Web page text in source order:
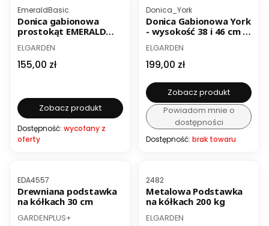
Kod produktu
EmeraldBasic
Donica gabionowa
prostokąt EMERALD
cm - kolor srebrny
PRODUCENT
ELGARDEN
Cena
155,00 zł
Zobacz produkt
Dostępność: wycofany z
oferty
Kod produktu
Donica_York
Donica Gabionowa York
- wysokość 38 i 46 cm -
ogniowy
PRODUCENT
ELGARDEN
Cena
199,00 zł
Zobacz produkt
Powiadom mnie o
dostępności
Dostępność: brak towaru
Kod produktu
EDA4557
Drewniana podstawka
na kółkach 30 cm
PRODUCENT
GARDENPLUS+
Kod produktu
2482
Metalowa Podstawka
na kółkach 200 kg
PRODUCENT
ELGARDEN